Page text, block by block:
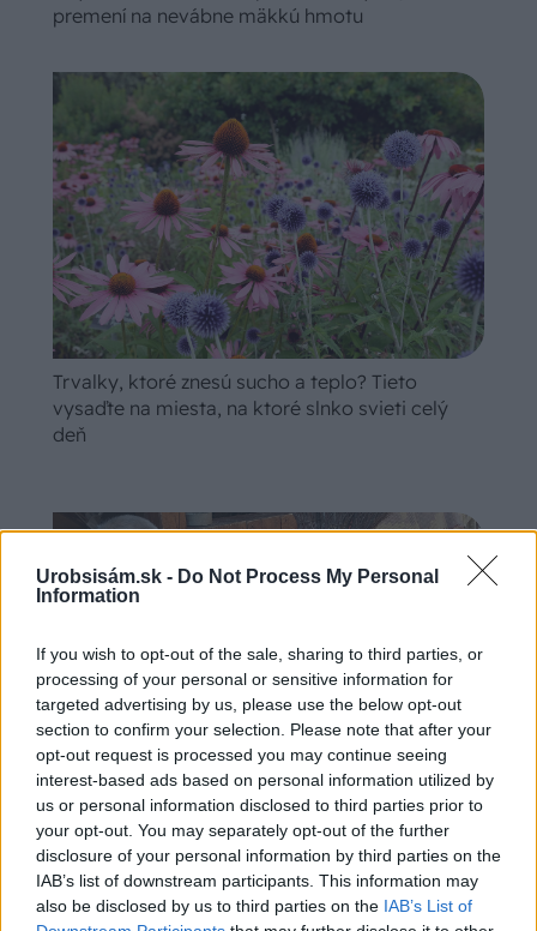
Urobsisám.sk - Do Not Process My Personal
Information
If you wish to opt-out of the sale, sharing to third parties, or
processing of your personal or sensitive information for
targeted advertising by us, please use the below opt-out
section to confirm your selection. Please note that after your
opt-out request is processed you may continue seeing
interest-based ads based on personal information utilized by
us or personal information disclosed to third parties prior to
your opt-out. You may separately opt-out of the further
disclosure of your personal information by third parties on the
IAB’s list of downstream participants. This information may
also be disclosed by us to third parties on the IAB’s List of
premení na nevábne mäkkú hmotu
Trvalky, ktoré znesú sucho a teplo? Tieto
vysaďte na miesta, na ktoré slnko svieti celý
deň
Ako si vyrobiť poctivú brezovú metlu, ktorá
vydrží roky? Pavol ich takto vyrobil už stovky